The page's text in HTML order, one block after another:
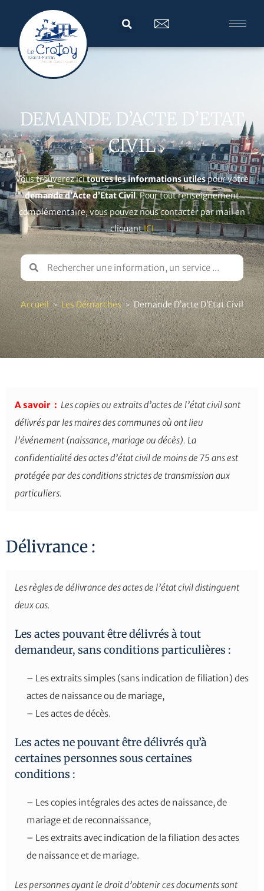
DEMANDE D’ACTE D’ETAT
CIVIL
Vous trouverez icitoutes les informations utilespour votre
demande d’Acte d’Etat Civil. Pour tout renseignement
complémentaire, vous pouvez nous contacter par mail en
cliquantICI
Accueil > Les Démarches > Demande D’acte D’Etat Civil
A savoir : Les copies ou extraits d’actes de l’état civil sont
délivrés par les maires des communes où ont lieu
l’événement (naissance, mariage ou décès). La
confidentialité des actes d’état civil de moins de 75 ans est
protégée par des conditions strictes de transmission aux
particuliers.
Délivrance :
Les règles de délivrance des actes de l’état civil distinguent
deux cas.
Les actes pouvant être délivrés à tout
demandeur, sans conditions particulières :
– Les extraits simples (sans indication de filiation) des
actes de naissance ou de mariage,
– Les actes de décès.
Les actes ne pouvant être délivrés qu’à
certaines personnes sous certaines
conditions :
– Les copies intégrales des actes de naissance, de
mariage et de reconnaissance,
– Les extraits avec indication de la filiation des actes
de naissance et de mariage.
Les personnes ayant le droit d’obtenir ces documents sont